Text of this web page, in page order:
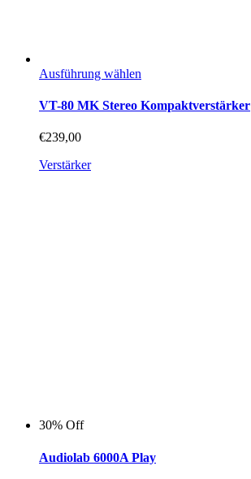
Ausführung wählen
weist
mehrere
VT-80 MK Stereo Kompaktverstärker
€239,00
Verstärker
30% Off
Audiolab 6000A Play